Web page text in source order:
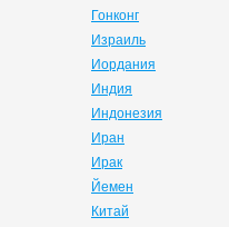
Гонконг
Израиль
Иордания
Индия
Индонезия
Иран
Ирак
Йемен
Китай